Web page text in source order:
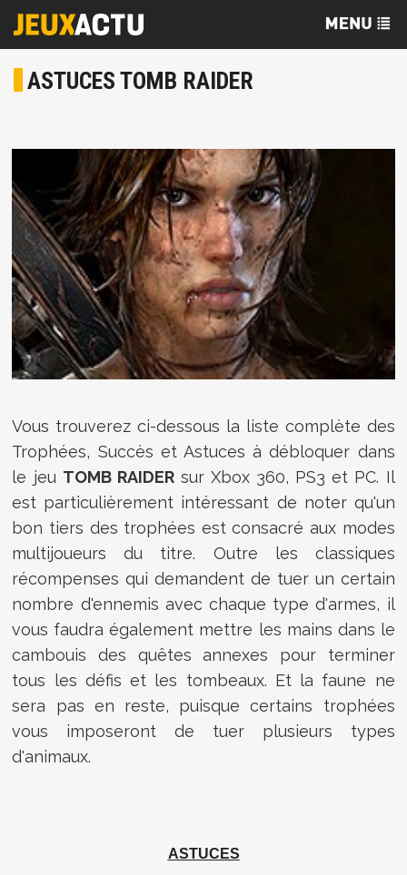
ASTUCES TOMB RAIDER
Vous trouverez ci-dessous la liste complète des
Trophées, Succès et Astuces à débloquer dans
le jeu TOMB RAIDERsur Xbox 360, PS3 et PC. Il
est particulièrement intéressant de noter qu'un
bon tiers des trophées est consacré aux modes
multijoueurs du titre. Outre les classiques
récompenses qui demandent de tuer un certain
nombre d'ennemis avec chaque type d'armes, il
vous faudra également mettre les mains dans le
cambouis des quêtes annexes pour terminer
tous les défis et les tombeaux. Et la faune ne
sera pas en reste, puisque certains trophées
vous imposeront de tuer plusieurs types
d'animaux.
ASTUCES